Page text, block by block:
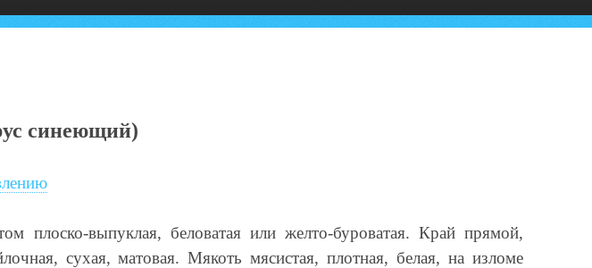
синеющий)
плоско-выпуклая, беловатая или желто-буроватая. Край прямой,
сухая, матовая. Мякоть мясистая, плотная, белая, на изломе